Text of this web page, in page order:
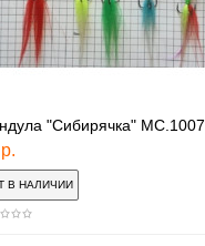
"Сибирячка" МС.1007